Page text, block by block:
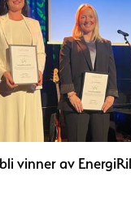
vinner av